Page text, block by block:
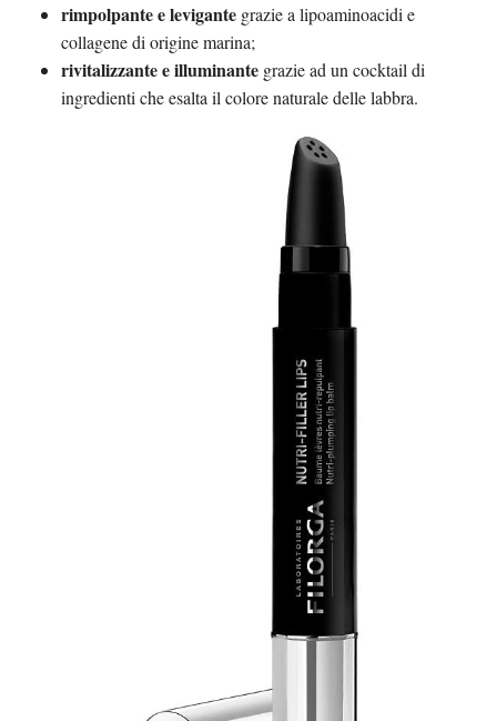
rimpolpante e levigante grazie a lipoaminoacidi e
collagene di origine marina;
rivitalizzante e illuminante grazie ad un cocktail di
ingredienti che esalta il colore naturale delle labbra.